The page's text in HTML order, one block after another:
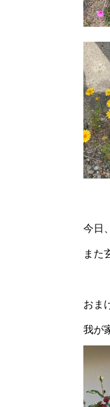
今日
また
おま
我が